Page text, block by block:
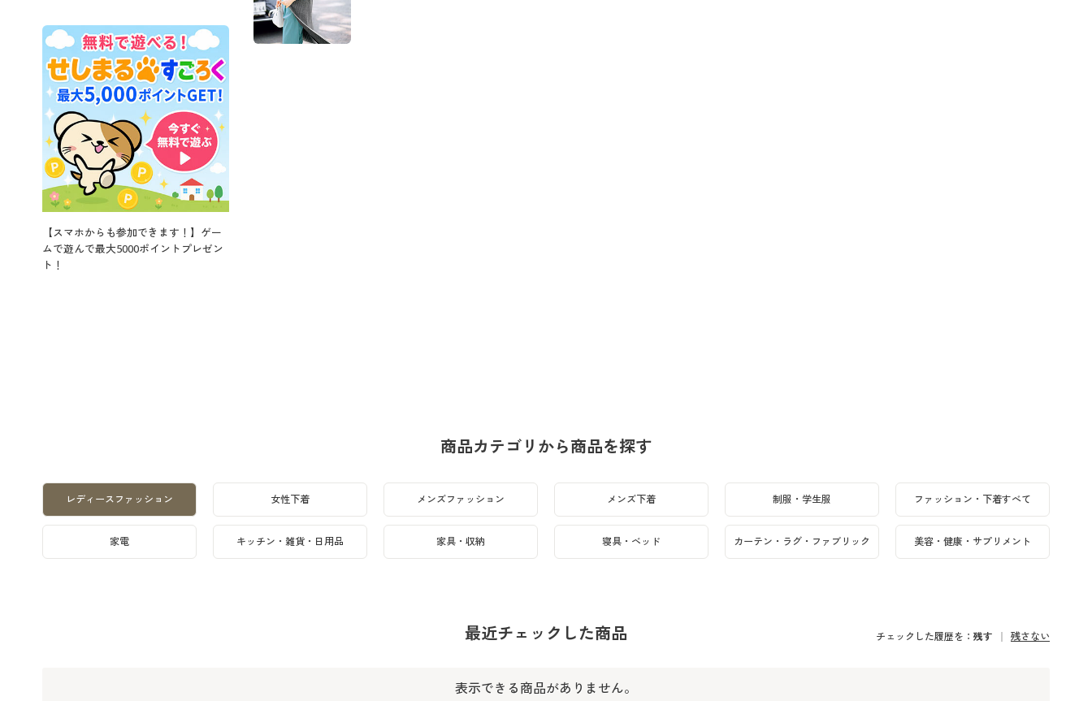
【スマホからも参加できます！】ゲー
ムで遊んで最大5000ポイントプレゼン
ト！
商品カテゴリから商品を探す
レディースファッション 女性下着 メンズファッション メンズ下着 制服・学生服 ファッション・下着すべて
家電 キッチン・雑貨・日用品 家具・収納 寝具・ベッド カーテン・ラグ・ファブリック 美容・健康・サプリメント
最近チェックした商品 チェックした履歴を： 残す 残さない
表示できる商品がありません。